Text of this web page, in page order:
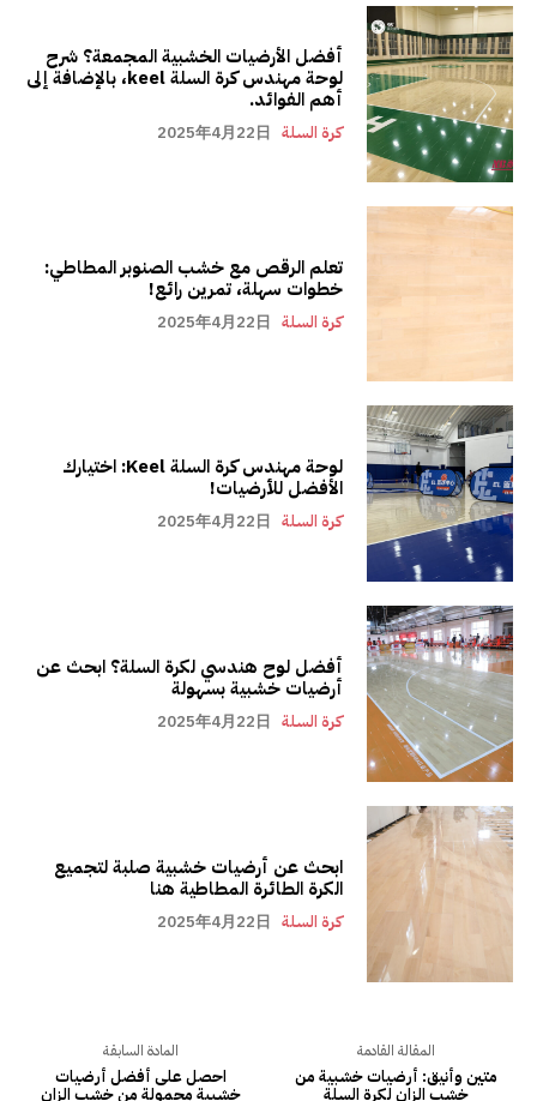
أفضل الأرضيات الخشبية المجمعة؟ شرح
لوحة مهندس كرة السلة keel، بالإضافة إلى
أهم الفوائد.
كرة السلة 2025年4月22日
تعلم الرقص مع خشب الصنوبر المطاطي:
خطوات سهلة، تمرين رائع!
كرة السلة 2025年4月22日
لوحة مهندس كرة السلة Keel: اختيارك
الأفضل للأرضيات!
كرة السلة 2025年4月22日
أفضل لوح هندسي لكرة السلة؟ ابحث عن
أرضيات خشبية بسهولة
كرة السلة 2025年4月22日
ابحث عن أرضيات خشبية صلبة لتجميع
الكرة الطائرة المطاطية هنا
كرة السلة 2025年4月22日
المادة السابقة
احصل على أفضل أرضيات
خشبية محمولة من خشب الزان
المقالة القادمة
متين وأنيق: أرضيات خشبية من
خشب الزان لكرة السلة